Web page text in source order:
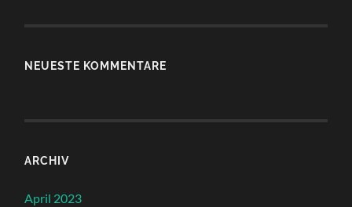
NEUESTE KOMMENTARE
ARCHIV
April 2023